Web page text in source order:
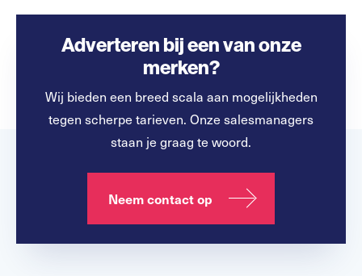
Adverteren bij een van onze
merken?
Wij bieden een breed scala aan mogelijkheden
tegen scherpe tarieven. Onze salesmanagers
staan je graag te woord.
Neem contact op